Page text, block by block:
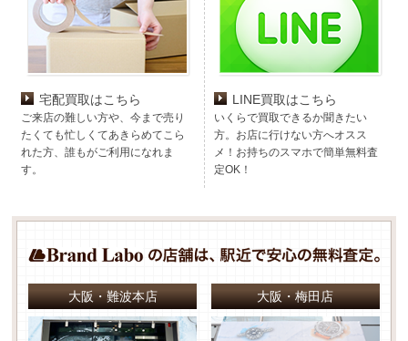
宅配買取はこちら
ご来店の難しい方や、今まで売り
たくても忙しくてあきらめてこら
れた方、誰もがご利用になれま
す。
LINE買取はこちら
いくらで買取できるか聞きたい
方。お店に行けない方へオスス
メ！お持ちのスマホで簡単無料査
定OK！
大阪・難波本店 大阪・梅田店